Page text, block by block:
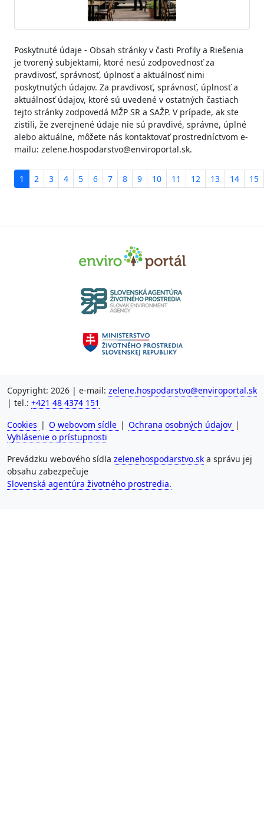
Poskytnuté údaje - Obsah stránky v časti Profily a Riešenia
je tvorený subjektami, ktoré nesú zodpovednosť za
pravdivosť, správnosť, úplnosť a aktuálnosť nimi
poskytnutých údajov. Za pravdivosť, správnosť, úplnosť a
aktuálnosť údajov, ktoré sú uvedené v ostatných častiach
tejto stránky zodpovedá MŽP SR a SAŽP. V prípade, ak ste
zistili, že zverejnené údaje nie sú pravdivé, správne, úplné
alebo aktuálne, môžete nás kontaktovať prostredníctvom e-
mailu: zelene.hospodarstvo@enviroportal.sk.
1 2 3 4 5 6 7 8 9 10 11 12 13 14 15
Copyright: 2026 | e-mail: zelene.hospodarstvo@enviroportal.sk
| tel.: +421 48 4374 151
Cookies | O webovom sídle | Ochrana osobných údajov |
Vyhlásenie o prístupnosti
Prevádzku webového sídla zelenehospodarstvo.sk a správu jej
obsahu zabezpečuje
Slovenská agentúra životného prostredia.